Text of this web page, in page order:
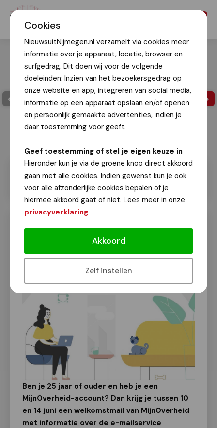
Cookies
NieuwsuitNijmegen.nl verzamelt via cookies meer
informatie over je apparaat, locatie, browser en
surfgedrag. Dit doen wij voor de volgende
doeleinden: Inzien van het bezoekersgedrag op
onze website en app, integreren van social media,
informatie op een apparaat opslaan en/of openen
en persoonlijk gemaakte advertenties, indien je
daar toestemming voor geeft.
Geef toestemming of stel je eigen keuze in
Hieronder kun je via de groene knop direct akkoord
gaan met alle cookies. Indien gewenst kun je ook
voor alle afzonderlijke cookies bepalen of je
hiermee akkoord gaat of niet. Lees meer in onze
privacyverklaring.
Akkoord
Zelf instellen
'Berichten over uw Buurt'-service via
Van onze redactie
Ben je 25 jaar of ouder en heb je een
MijnOverheid-account? Dan krijg je tussen 10
en 14 juni een welkomstmail van MijnOverheid
met informatie over de e-mailservice